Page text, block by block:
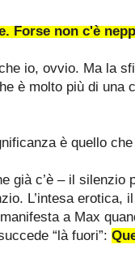
Forse non c'è
io, ovvio. Ma la
è molto più di una
è quello
già c’è – il silenzio
L’intesa erotica,
a Max
“là fuori”: